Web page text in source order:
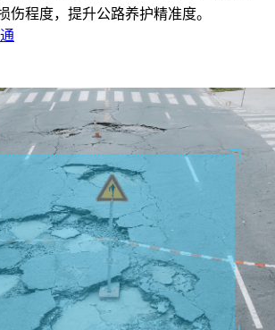
伤程度，提升公路养护精准度。